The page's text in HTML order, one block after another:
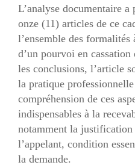
L’analyse documentaire a
onze (11) articles de ce
l’ensemble des formalités
d’un pourvoi en
les conclusions, l’article
la pratique
compréhension de ces
indispensables à la
notamment la justification
l’appelant, condition
la demande.